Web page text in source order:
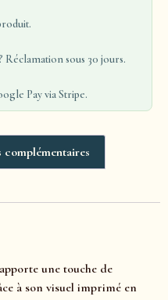
sous 30 jours.
Pay via Stripe.
une touche de
à son visuel imprimé en